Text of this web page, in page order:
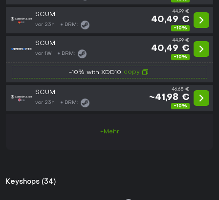
SCUM
vor 23h DRM:
44,99 €
40,49 €
-10%
SCUM
vor 1W DRM:
44,99 €
40,49 €
-10%
-10% with XDD10 copy
SCUM
vor 23h DRM:
46,65 €
~41,98 €
-10%
+Mehr
Keyshops (34)